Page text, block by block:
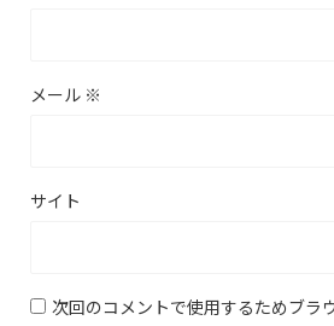
メール ※
サイト
次回のコメントで使用するためブラ